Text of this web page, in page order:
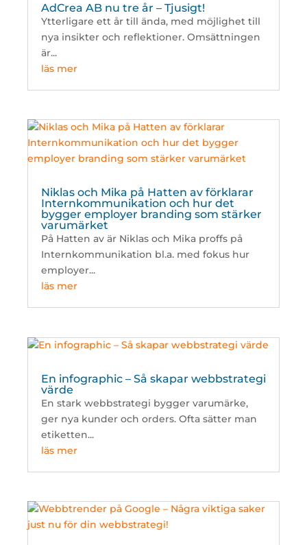
AdCrea AB nu tre år – Tjusigt!
Ytterligare ett år till ända, med möjlighet till
nya insikter och reflektioner. Omsättningen
är...
läs mer
Niklas och Mika på Hatten av förklarar
Internkommunikation och hur det
bygger employer branding som stärker
varumärket
På Hatten av är Niklas och Mika proffs på
Internkommunikation bl.a. med fokus hur
employer...
läs mer
En infographic – Så skapar webbstrategi
värde
En stark webbstrategi bygger varumärke,
ger nya kunder och orders. Ofta sätter man
etiketten...
läs mer